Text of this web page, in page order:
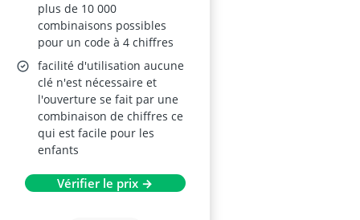
plus de 10 000
combinaisons possibles
pour un code à 4 chiffres
facilité d'utilisation aucune
clé n'est nécessaire et
l'ouverture se fait par une
combinaison de chiffres ce
qui est facile pour les
enfants
Vérifier le prix →